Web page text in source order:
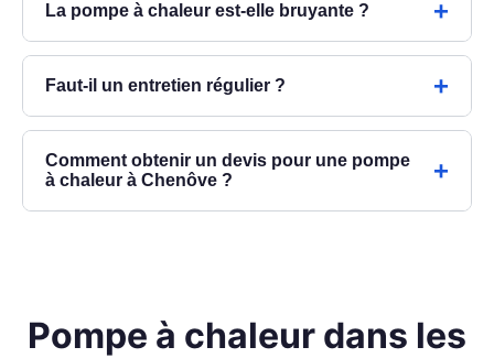
La pompe à chaleur est-elle bruyante ?
Faut-il un entretien régulier ?
Comment obtenir un devis pour une pompe
à chaleur à Chenôve ?
Pompe à chaleur dans les